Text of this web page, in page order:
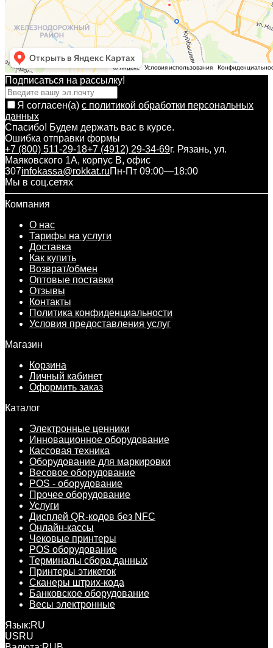
Подписаться на рассылкy!
Я согласен(a) с политикой обработки персональных
данных
Спасибо! Будем держать вас в курсе.
Ошибка отправки формы
+7 (800) 511-29-18+7 (4912) 29-34-69г. Рязань, ул.
Маяковского 1А, корпус B, офис
307infokassa@rokkat.ruПн-Пт 09:00—18:00
Мы в соц.сетях
Компания
О нас
Тарифы на услуги
Доставка
Как купить
Возврат/обмен
Оптовые поставки
Отзывы
Контакты
Политика конфиденциальности
Условия предоставления услуг
Магазин
Корзина
Личный кабинет
Оформить заказ
Каталог
Электронные ценники
Инновационное оборудование
Кассовая техника
Оборудование для маркировки
Весовое оборудование
POS - оборудование
Прочее оборудование
Услуги
Дисплей QR-кодов без NFC
Онлайн-кассы
Чековые принтеры
POS оборудование
Терминалы сбора данных
Принтеры этикеток
Сканеры штрих-кода
Банковское оборудование
Весы электронные
Язык:RU
USRU